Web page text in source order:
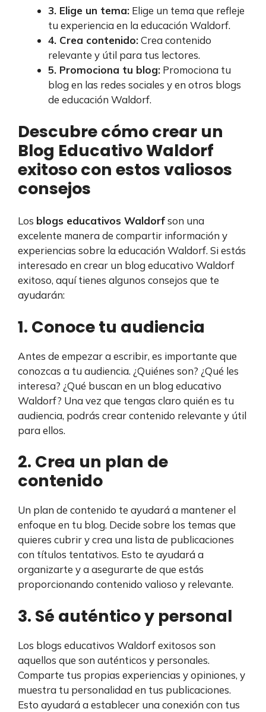
3. Elige un tema: Elige un tema que refleje
tu experiencia en la educación Waldorf.
4. Crea contenido:Crea contenido
relevante y útil para tus lectores.
5. Promociona tu blog: Promociona tu
blog en las redes sociales y en otros blogs
de educación Waldorf.
Descubre cómo crear un
Blog Educativo Waldorf
exitoso con estos valiosos
consejos
Los blogs educativos Waldorfson una
excelente manera de compartir información y
experiencias sobre la educación Waldorf. Si estás
interesado en crear un blog educativo Waldorf
exitoso, aquí tienes algunos consejos que te
ayudarán:
1. Conoce tu audiencia
Antes de empezar a escribir, es importante que
conozcas a tu audiencia. ¿Quiénes son? ¿Qué les
interesa? ¿Qué buscan en un blog educativo
Waldorf? Una vez que tengas claro quién es tu
audiencia, podrás crear contenido relevante y útil
para ellos.
2. Crea un plan de
contenido
Un plan de contenido te ayudará a mantener el
enfoque en tu blog. Decide sobre los temas que
quieres cubrir y crea una lista de publicaciones
con títulos tentativos. Esto te ayudará a
organizarte y a asegurarte de que estás
proporcionando contenido valioso y relevante.
3. Sé auténtico y personal
Los blogs educativos Waldorf exitosos son
aquellos que son auténticos y personales.
Comparte tus propias experiencias y opiniones, y
muestra tu personalidad en tus publicaciones.
Esto ayudará a establecer una conexión con tus